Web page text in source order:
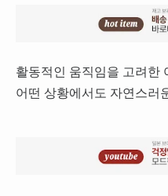
활동적인 움직임을 고려한
어떤 상황에서도 자연스러